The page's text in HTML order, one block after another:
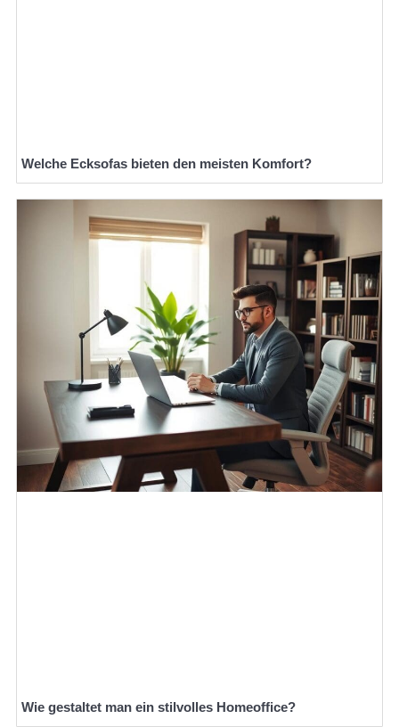
Welche Ecksofas bieten den meisten Komfort?
Wie gestaltet man ein stilvolles Homeoffice?